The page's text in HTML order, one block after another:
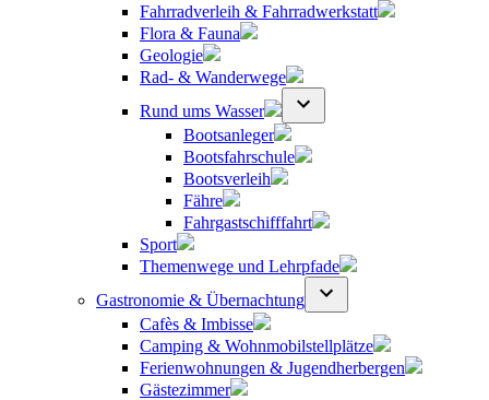
Fahrradverleih & Fahrradwerkstatt
Flora & Fauna
Geologie
Rad- & Wanderwege
Rund ums Wasser
Bootsanleger
Bootsfahrschule
Bootsverleih
Fähre
Fahrgastschifffahrt
Sport
Themenwege und Lehrpfade
Gastronomie & Übernachtung
Cafès & Imbisse
Camping & Wohnmobilstellplätze
Ferienwohnungen & Jugendherbergen
Gästezimmer